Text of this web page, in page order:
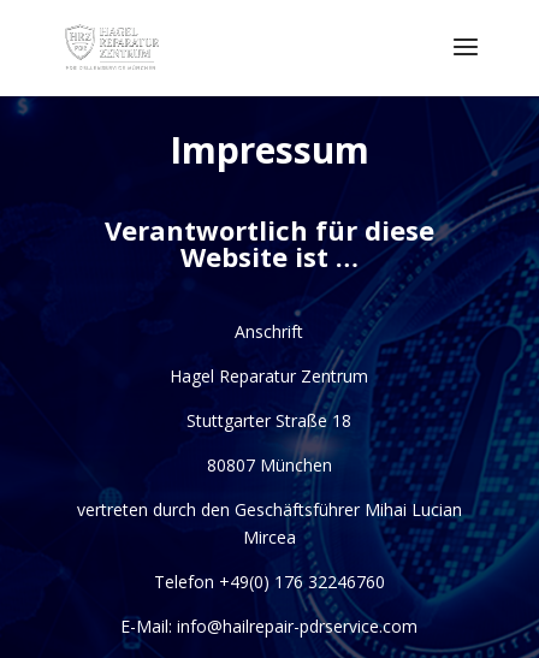
Impressum
Verantwortlich für diese
Website ist …
Anschrift
Hagel Reparatur Zentrum
Stuttgarter Straße 18
80807 München
vertreten durch den Geschäftsführer Mihai Lucian
Mircea
Telefon +49(0) 176 32246760
E-Mail:info@hailrepair-pdrservice.com